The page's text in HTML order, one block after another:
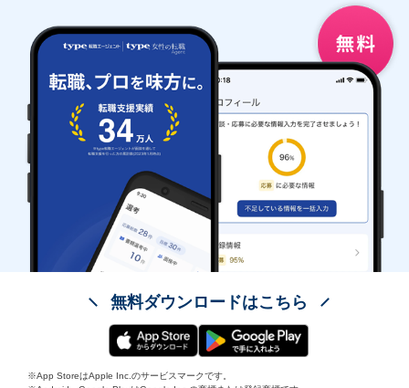
無料ダウンロードはこちら
※App StoreはApple Inc.のサービスマークです。